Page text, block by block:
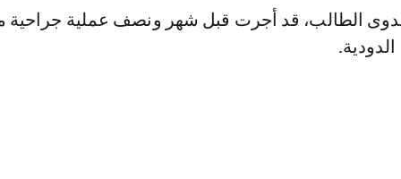
فدوى الطالب، قد أجرت قبل شهر ونصف عملية جراحية